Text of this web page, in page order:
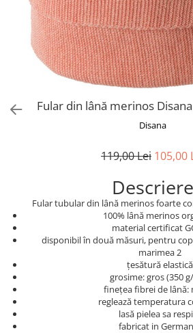
Fular din lână merinos
Disana
119,00 Lei 105,00
Descriere
Fular tubular din lână merinos foarte
100% lână merinos
material certificat
disponibil în două măsuri, pentru
marimea 2
țesătură elastică
grosime: gros (350
finețea fibrei de lână:
reglează temperatura
lasă pielea sa
fabricat in